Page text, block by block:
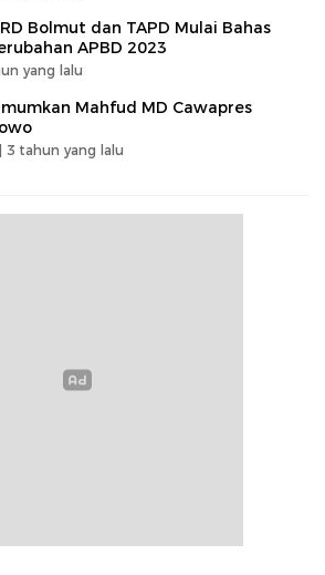
Bolmut dan TAPD Mulai Bahas
APBD 2023
yang lalu
Mahfud MD Cawapres
3 tahun yang lalu